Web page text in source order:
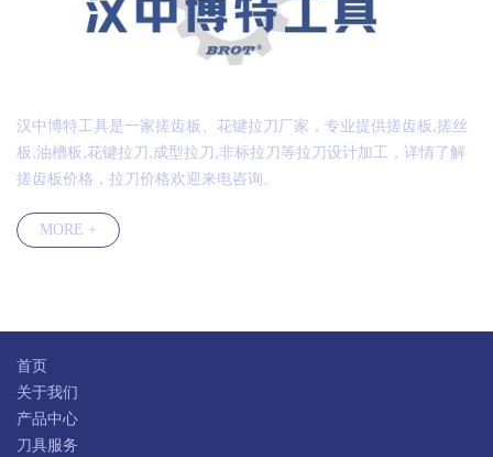
汉中博特工具是一家搓齿板、花键拉刀厂家，专业提供搓齿板,搓丝
板,油槽板,花键拉刀,成型拉刀,非标拉刀等拉刀设计加工，详情了解
搓齿板价格，拉刀价格欢迎来电咨询。
MORE +
首页
关于我们
产品中心
刀具服务